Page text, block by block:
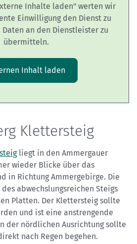
Inhalte laden" werten wir
Einwilligung den Dienst zu
an den Dienstleister zu
übermitteln.
Inhalt laden
Klettersteig
liegt in den Ammergauer
wieder Blicke über das
in Richtung Ammergebirge. Die
abwechslungsreichen Steigs
Platten. Der Klettersteig sollte
und ist eine anstrengende
der nördlichen Ausrichtung sollte
nach Regen begehen.